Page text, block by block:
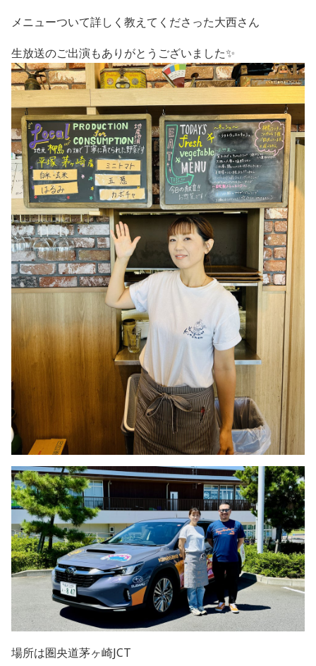
メニューついて詳しく教えてくださった大西さん
生放送のご出演もありがとうございました✨
場所は圏央道茅ヶ崎JCT